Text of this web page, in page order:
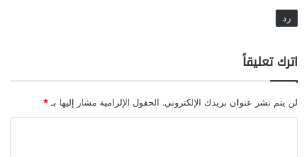
ت
س
ط
ن
د
ل
أ
رد
اترك تعليقاً
لن يتم نشر عنوان بريدك الإلكتروني. الحقول الإلزامية مشار إليها بـ*